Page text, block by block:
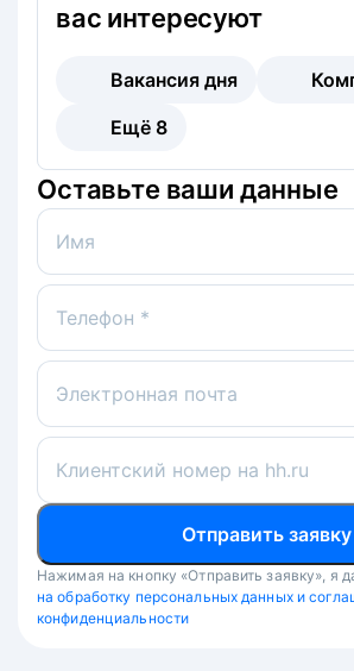
вас интересуют
Вакансия дня
Ещё 8
Оставьте ваши данные
Имя
Телефон *
Электронная почта
Клиентский номер на hh.ru
Отправить заявку
Нажимая на кнопку «Отправить заявку», я
на обработку персональных данных и
конфиденциальности